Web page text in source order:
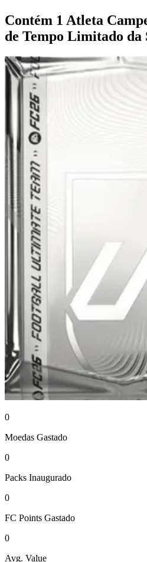
Contém 1 Atleta
de Tempo Limitado da
0
Moedas Gastado
0
Packs Inaugurado
0
FC Points Gastado
0
Avg. Value